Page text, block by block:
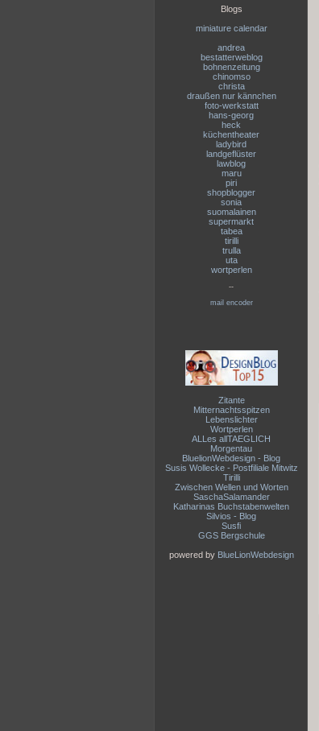
Blogs
miniature calendar
andrea
bestatterweblog
bohnenzeitung
chinomso
christa
draußen nur kännchen
foto-werkstatt
hans-georg
heck
küchentheater
ladybird
landgeflüster
lawblog
maru
piri
shopblogger
sonia
suomalainen
supermarkt
tabea
tirilli
trulla
uta
wortperlen
--
mail encoder
Zitante
Mitternachtsspitzen
Lebenslichter
Wortperlen
ALLes allTAEGLICH
Morgentau
BluelionWebdesign - Blog
Susis Wollecke - Postfiliale Mitwitz
Tirilli
Zwischen Wellen und Worten
SaschaSalamander
Katharinas Buchstabenwelten
Silvios - Blog
Susfi
GGS Bergschule
powered by BlueLionWebdesign